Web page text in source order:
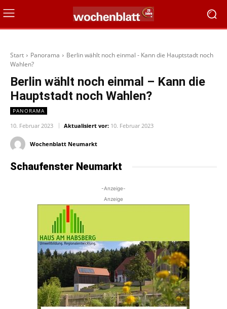
Start Panorama
Berlin wählt noch einmal - Kann die Hauptstadt noch
Wahlen?
Berlin wählt noch einmal – Kann die
Hauptstadt noch Wahlen?
PANORAMA
10. Februar 2023 Aktualisiert vor: 10. Februar 2023
Wochenblatt Neumarkt
Schaufenster Neumarkt
-Anzeige-
Anzeige